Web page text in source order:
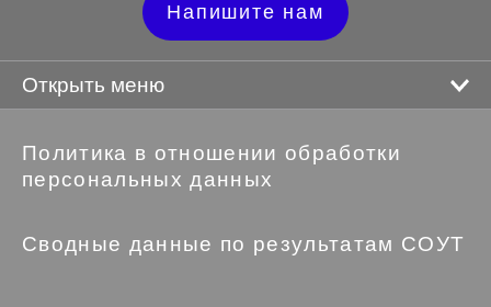
Напишите нам
Открыть меню
Политика в отношении обработки
персональных данных
Сводные данные по результатам СОУТ